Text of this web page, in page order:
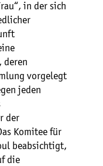
in der sich
deren
vorgelegt
jeden
der
Komitee für
beabsichtigt,
die